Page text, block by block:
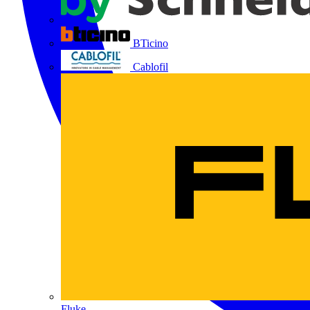
BTicino
Cablofil